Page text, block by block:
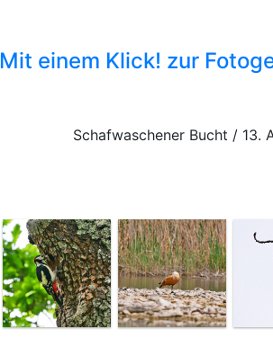
Mit einem Klick! zur
Schafwaschener Bucht / 13.